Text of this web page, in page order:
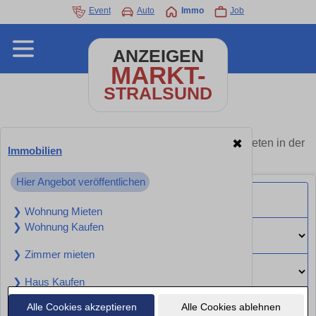
Alle Cookies akzeptieren Alle Cookies ablehnen
Event Auto Immo Job
ANZEIGEN
MARKT-
STRALSUND
✖
Immobilien
Hier Angebot veröffentlichen
❯ Wohnung Mieten
❯ Wohnung Kaufen
❯ Zimmer mieten
❯ Haus Kaufen
❯ Haus Mieten
Immobilien Stralsund - Angebote kaufen oder mieten in der